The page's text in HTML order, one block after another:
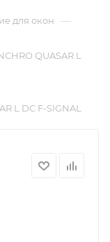
для окон —
QUASAR L
L DC F-SIGNAL